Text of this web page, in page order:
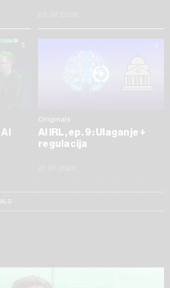
Originals
AI IRL, ep. 9: Ulaganje +
regulacija